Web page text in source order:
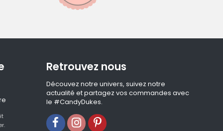
Retrouvez nous
Découvez notre univers, suivez notre
actualité et partagez vos commandes avec
le #CandyDukes.